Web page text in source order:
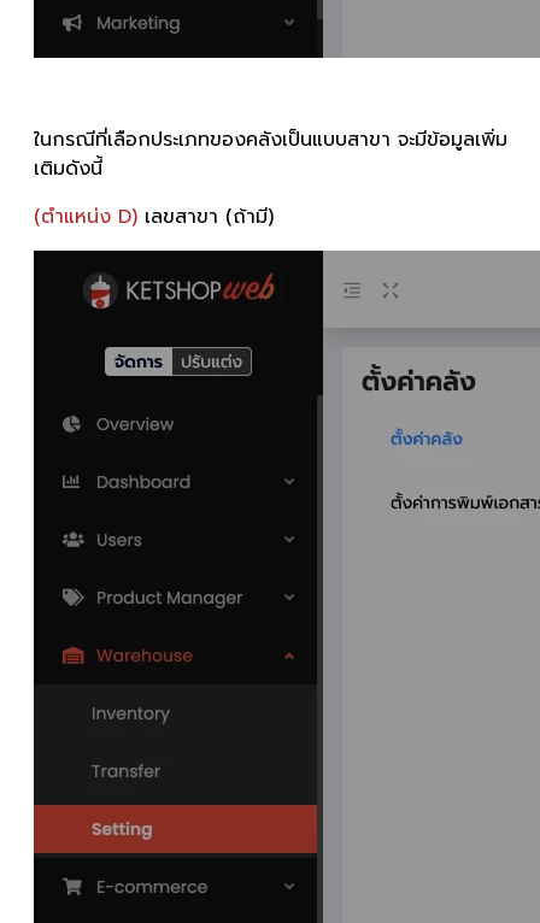
ในกรณีที่เลือกประเภทของคลังเป็นแบบสาขา จะมีข้อมูลเพิ่ม
เติมดังนี้
(ตำแหน่ง D) เลขสาขา (ถ้ามี)